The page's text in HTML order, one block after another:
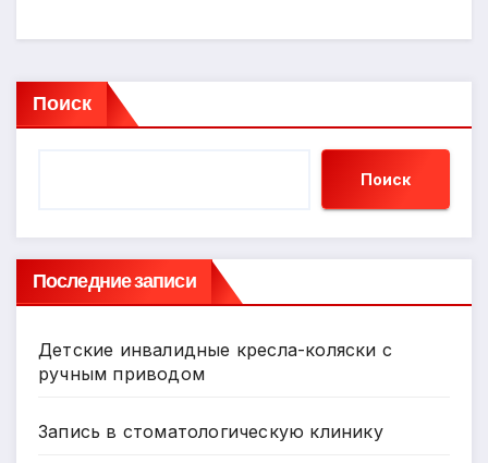
Поиск
Поиск
Последние записи
Детские инвалидные кресла-коляски с
ручным приводом
Запись в стоматологическую клинику